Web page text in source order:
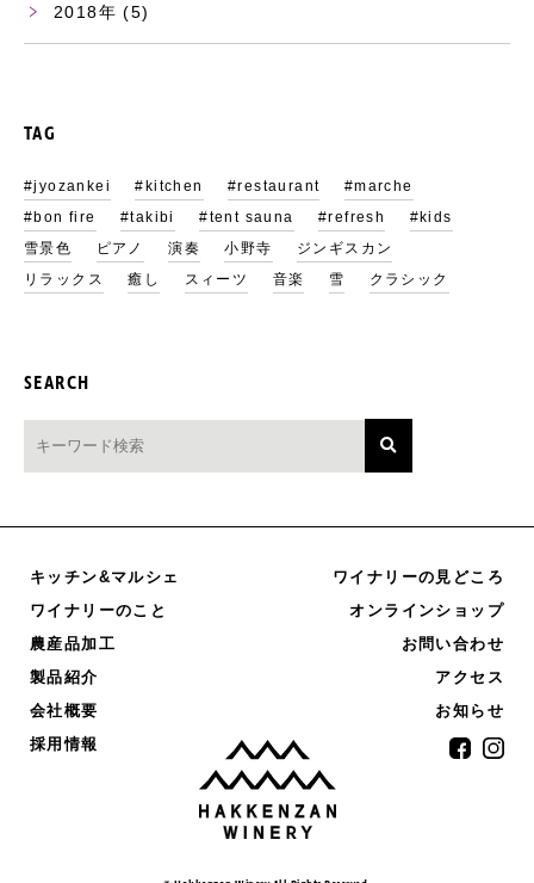
2018 (5)
TAG
#jyozankei #kitchen #restaurant
#marche
#bon fire
#takibi #tent sauna #refresh
#kids
雪景色
ピアノ 演奏 小野寺
ジンギスカン
リラックス
癒し スィーツ 音楽 雪 クラシック
SEARCH
キッチン&マルシェ
ワイナリーのこと
農産品加工
製品紹介
会社概要
採用情報
ワイナリーの見どころ
オンラインショップ
お問い合わせ
アクセス
お知らせ